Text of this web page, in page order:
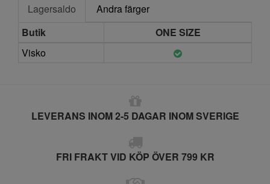
Lagersaldo
Andra färger
Butik
ONE SIZE
Visko
LEVERANS INOM 2-5 DAGAR INOM SVERIGE
FRI FRAKT VID KÖP ÖVER 799 KR